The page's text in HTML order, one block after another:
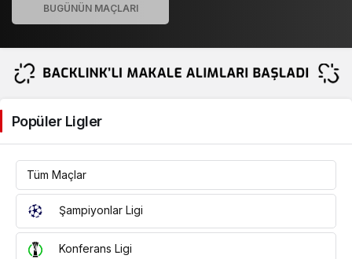
Popüler Ligler
Tüm Maçlar
Şampiyonlar Ligi
Konferans Ligi